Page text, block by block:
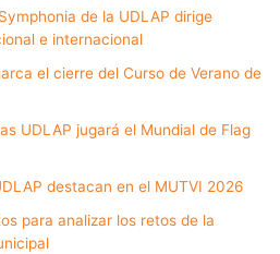
de la UDLAP dirige
e internacional
el cierre del Curso de Verano de
UDLAP jugará el Mundial de Flag
destacan en el MUTVI 2026
para analizar los retos de la